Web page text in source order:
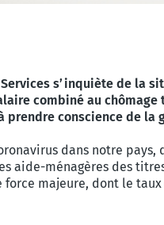
Services s’inquiète de la
combiné au
prendre conscience de
dans notre pays,
aide-ménagères des
majeure, dont le